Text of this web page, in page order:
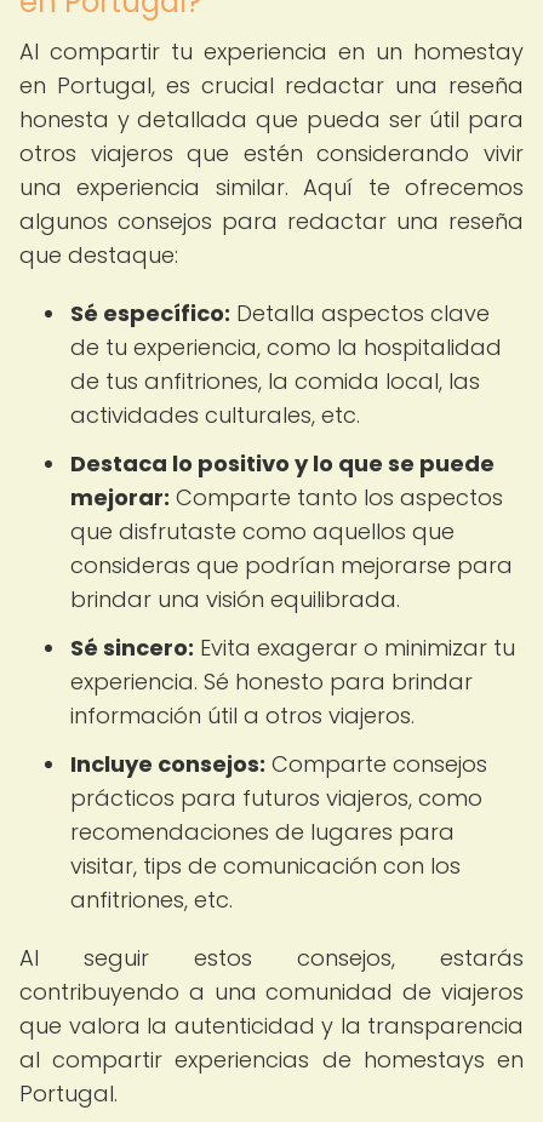
Al compartir tu experiencia en un homestay
en Portugal, es crucial redactar una reseña
honesta y detallada que pueda ser útil para
otros viajeros que estén considerando vivir
una experiencia similar. Aquí te ofrecemos
algunos consejos para redactar una reseña
que destaque:
Sé específico: Detalla aspectos clave
de tu experiencia, como la hospitalidad
de tus anfitriones, la comida local, las
actividades culturales, etc.
Destaca lo positivo y lo que se puede
mejorar: Comparte tanto los aspectos
que disfrutaste como aquellos que
consideras que podrían mejorarse para
brindar una visión equilibrada.
Sé sincero: Evita exagerar o minimizar tu
experiencia. Sé honesto para brindar
información útil a otros viajeros.
Incluye consejos: Comparte consejos
prácticos para futuros viajeros, como
recomendaciones de lugares para
visitar, tips de comunicación con los
anfitriones, etc.
Al seguir estos consejos, estarás
contribuyendo a una comunidad de viajeros
que valora la autenticidad y la transparencia
al compartir experiencias de homestays en
Portugal.